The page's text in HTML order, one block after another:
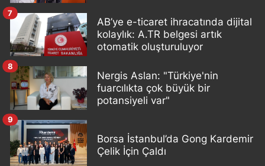
AB’ye e-ticaret ihracatında dijital
kolaylık: A.TR belgesi artık
otomatik oluşturuluyor
7
Nergis Aslan: "Türkiye'nin
fuarcılıkta çok büyük bir
potansiyeli var"
8
Borsa İstanbul’da Gong Kardemir
Çelik İçin Çaldı
9